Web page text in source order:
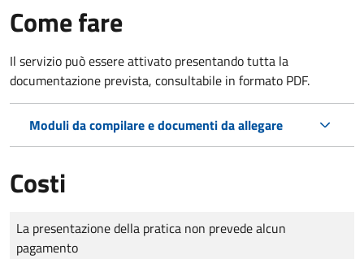
Come fare
Il servizio può essere attivato presentando tutta la
documentazione prevista, consultabile in formato PDF.
Moduli da compilare e documenti da allegare
Costi
Tipo di pagamento
Importo
La presentazione della pratica non prevede alcun
pagamento